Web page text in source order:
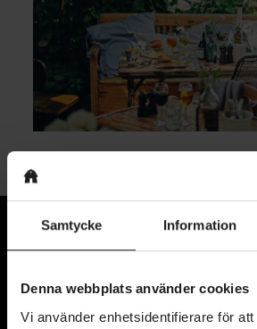
Samtycke Information
Denna webbplats använder cookies
Vi använder enhetsidentifierare för